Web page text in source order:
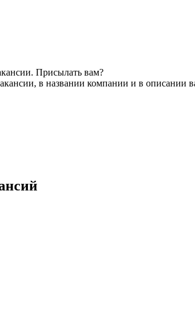
Присылать вам?
в названии компании и в описании